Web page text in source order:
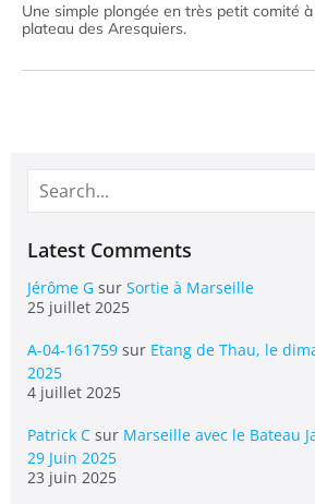
Une simple plongée en très petit comité
plateau des Aresquiers.
Latest Comments
Jérôme G sur Sortie à Marseille
25 juillet 2025
A-04-161759 sur Etang de Thau, le
2025
4 juillet 2025
Patrick C sur Marseille avec le Bateau
29 Juin 2025
23 juin 2025